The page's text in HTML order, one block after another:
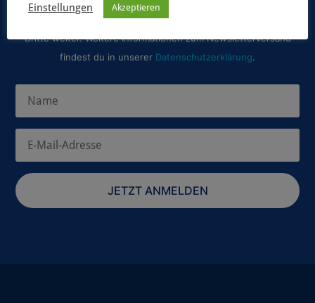
Selbstverständlich geben wir deine Daten niemals ungefragt an
Dritte weiter. Weitere Informationen zum Newsletterversand
findest du in unserer Datenschutzerklärung.
JETZT ANMELDEN
Einstellungen Akzeptieren